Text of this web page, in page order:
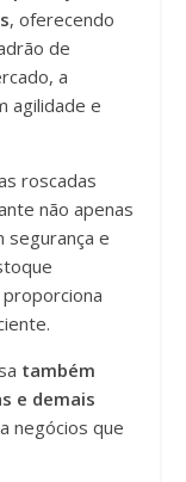
, oferecendo
de
a
agilidade e
roscadas
não apenas
segurança e
também
e demais
negócios que